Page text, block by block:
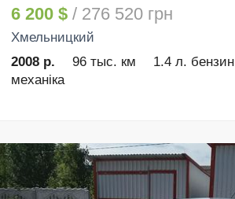
6 200 $ / 276 520 грн
Хмельницкий
2008 р.
96 тыс. км 1.4 л. бензин
механіка